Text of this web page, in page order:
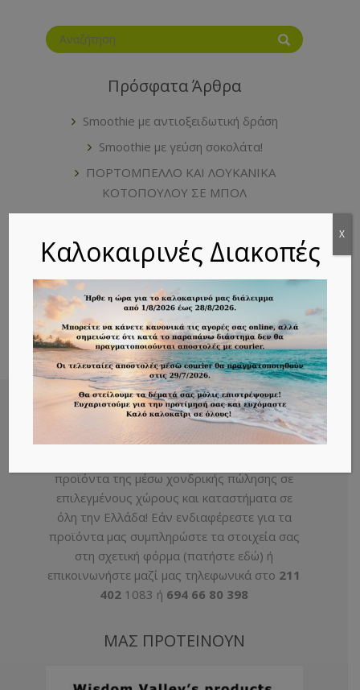
Πρόσφατα Άρθρα
Smoothie με αντιοξειδωτική δράση
Smoothie με γεύση σοκολάτα!
ΠΟΡΤΟΜΠΕΛΛΟ ΚΑΙ ΛΟΥΚΑΝΙΚΑ
ΚΟΤΟΠΟΥΛΟΥ ΣΕ ΜΠΟΛ
ΧΟΝΔΡΙΚΗ ΠΩΛΗΣΗ
προϊόντα της μέσω χονδρικής πώλησης σε
επιλεγμένους χώρους και καταστήματα σε
όλη την Ελλάδα! Εάν ενδιαφέρεστε για τα
προϊόντα μας συμπληρώστε τα στοιχεία σας
στη σχετική φόρμα (πατήστε εδώ) ή
επικοινωνήστε μαζί μας τηλεφωνικά στο 211
402 1083 ή 694 66 80 398
ΜΑΣ ΠΡΟΤΕΙΝΟΥΝ
Καλοκαιρινές Διακοπές
X